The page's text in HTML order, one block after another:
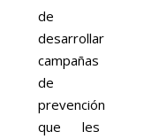
de
desarrollar
campañas
de
prevención
que les